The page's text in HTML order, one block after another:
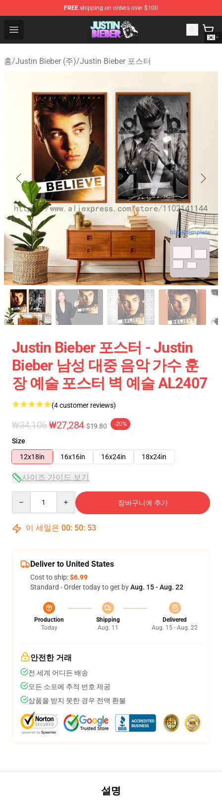
FREE shipping on orders over $100
Open menu
Justin Bieber Store - Official Justin Bieber Merchandise
홈/Justin Bieber (주)/Justin Bieber 포스터
blank template
Justin Bieber 포스터 - Justin
Bieber 남성 대중 음악 가수 훈
장 예술 포스터 벽 예술 AL2407
(4 customer reviews)
₩34,106₩27,284 $19.80 -20%
Size
12x18in
16x16in 16x24in 18x24in
사이즈 가이드 보기
장바구니에 추가
이 세일은 00: 50: 52
Deliver to United States
Cost to ship:$6.99
Standard - Order today to get byAug. 15 - Aug. 22
Production
Today
Shipping
Aug. 11
Delivered
Aug. 15 - Aug. 22
안전한 거래
전 세계 어디든 배송
모든 소포에 추적 번호 제공
상품을 받지 못한 경우 전액 환불
설명